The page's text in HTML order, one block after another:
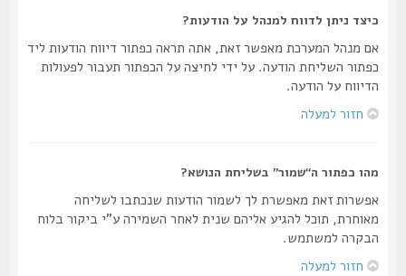
כיצד ניתן לדווח למנהל על הודעות?
אם מנהל המערכת מאפשר זאת, אתה תראה כפתור דיווח הודעות ליד
כפתור השליחת הודעה. על ידי לחיצה על הכפתור תעבור לפעולות
הדיווח על הודעה.
חזור למעלה
מהו כפתור ה“שמור” בשליחת הנושא?
אפשרות זאת מאפשרת לך לשמור הודעות שנכתבו לשליחה
מאוחרת, תוכל להגיע אליהם שנית לאחר השמירה ע"י ביקור בלוח
הבקרה למשתמש.
חזור למעלה